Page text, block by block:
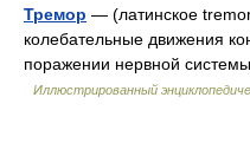
Тремор — (латинское
колебательные движения
поражении нервной
Иллюстрированный